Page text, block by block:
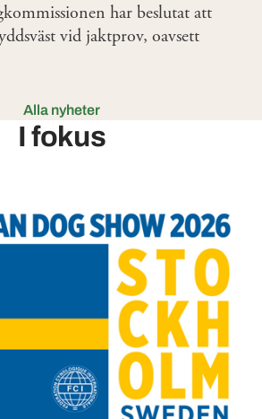
har beslutat att
vid jaktprov, oavsett
Alla nyheter
I fokus